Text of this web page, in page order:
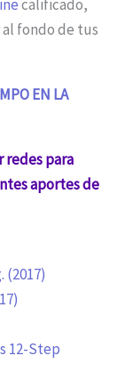
calificado,
fondo de tus
EN LA
redes para
aportes de
(2017)
12-Step